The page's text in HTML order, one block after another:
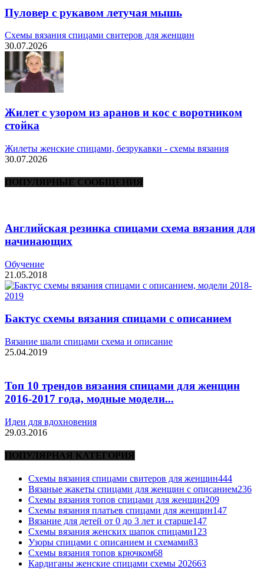
Пуловер с рукавом летучая мышь
Схемы вязания спицами свитеров для женщин
30.07.2026
Жилет с узором из аранов и кос с воротником
стойка
Жилеты женские спицами, безрукавки - схемы вязания
30.07.2026
ПОПУЛЯРНЫЕ СООБЩЕНИЯ
Английская резинка спицами схема вязания для
начинающих
Обучение
21.05.2018
Бактус схемы вязания спицами с описанием
Вязание шали спицами схема и описание
25.04.2019
Топ 10 трендов вязания спицами для женщин
2016-2017 года, модные модели...
Идеи для вдохновения
29.03.2016
ПОПУЛЯРНАЯ КАТЕГОРИЯ
Схемы вязания спицами свитеров для женщин444
Вязаные жакеты спицами для женщин с описанием236
Схемы вязания топов спицами для женщин209
Схемы вязания платьев спицами для женщин147
Вязание для детей от 0 до 3 лет и старше147
Схемы вязания женских шапок спицами123
Узоры спицами с описанием и схемами83
Схемы вязания топов крючком68
Кардиганы женские спицами схемы 202663